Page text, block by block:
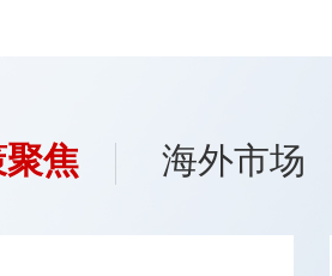
焦 海外市场